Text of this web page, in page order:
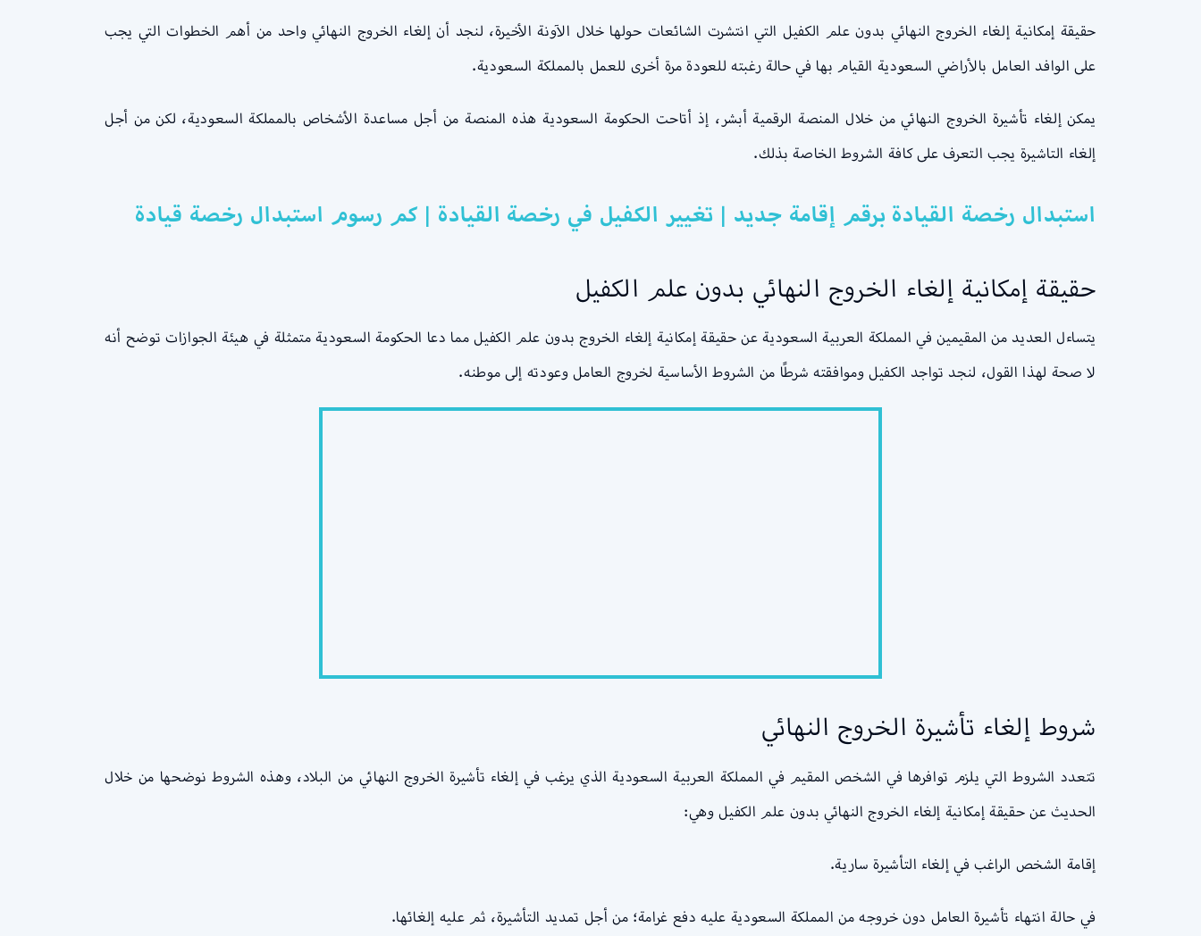
حقيقة إمكانية إلغاء الخروج النهائي بدون علم الكفيل التي انتشرت الشائعات حولها خلال الآونة الأخيرة، لنجد أن إلغاء الخروج النهائي واحد من أهم الخطوات التي يجب
على الوافد العامل بالأراضي السعودية القيام بها في حالة رغبته للعودة مرة أخرى للعمل بالمملكة السعودية.
يمكن إلغاء تأشيرة الخروج النهائي من خلال المنصة الرقمية أبشر، إذ أتاحت الحكومة السعودية هذه المنصة من أجل مساعدة الأشخاص بالمملكة السعودية، لكن من أجل
إلغاء التاشيرة يجب التعرف على كافة الشروط الخاصة بذلك.
استبدال رخصة القيادة برقم إقامة جديد | تغيير الكفيل في رخصة القيادة | كم رسوم استبدال رخصة قيادة
حقيقة إمكانية إلغاء الخروج النهائي بدون علم الكفيل
يتساءل العديد من المقيمين في المملكة العربية السعودية عن حقيقة إمكانية إلغاء الخروج بدون علم الكفيل مما دعا الحكومة السعودية متمثلة في هيئة الجوازات توضح أنه
لا صحة لهذا القول، لنجد تواجد الكفيل وموافقته شرطًا من الشروط الأساسية لخروج العامل وعودته إلى موطنه.
شروط إلغاء تأشيرة الخروج النهائي
تتعدد الشروط التي يلزم توافرها في الشخص المقيم في المملكة العربية السعودية الذي يرغب في إلغاء تأشيرة الخروج النهائي من البلاد، وهذه الشروط نوضحها من خلال
الحديث عن حقيقة إمكانية إلغاء الخروج النهائي بدون علم الكفيل وهي:
إقامة الشخص الراغب في إلغاء التأشيرة سارية.
في حالة انتهاء تأشيرة العامل دون خروجه من المملكة السعودية عليه دفع غرامة؛ من أجل تمديد التأشيرة، ثم عليه إلغائها.